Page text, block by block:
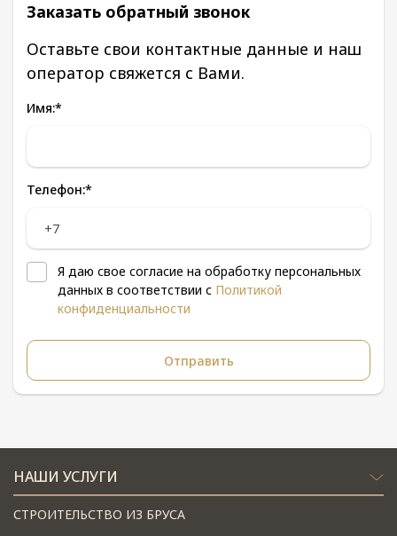
Заказать обратный звонок
Оставьте свои контактные данные и наш
оператор свяжется с Вами.
Имя:*
Телефон:*
Я даю свое согласие на обработку персональных
данных в соответствии с Политикой
конфиденциальности
НАШИ УСЛУГИ
СТРОИТЕЛЬСТВО ИЗ БРУСА